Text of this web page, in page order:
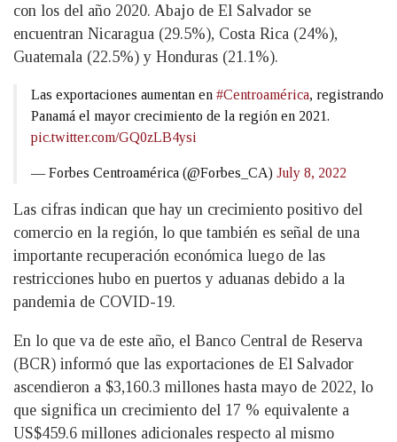
con los del año 2020. Abajo de El Salvador se
encuentran Nicaragua (29.5%), Costa Rica (24%),
Guatemala (22.5%) y Honduras (21.1%).
Las exportaciones aumentan en #Centroamérica, registrando
Panamá el mayor crecimiento de la región en 2021.
pic.twitter.com/GQ0zLB4ysi
— Forbes Centroamérica (@Forbes_CA) July 8, 2022
Las cifras indican que hay un crecimiento positivo del
comercio en la región, lo que también es señal de una
importante recuperación económica luego de las
restricciones hubo en puertos y aduanas debido a la
pandemia de COVID-19.
En lo que va de este año, el Banco Central de Reserva
(BCR) informó que las exportaciones de El Salvador
ascendieron a $3,160.3 millones hasta mayo de 2022, lo
que significa un crecimiento del 17 % equivalente a
US$459.6 millones adicionales respecto al mismo